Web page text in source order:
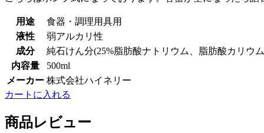
用途
食器・調理用具用
液性
弱アルカリ性
成分
純石けん分(25%脂肪酸ナトリウム、脂肪酸カリウ
内容量
500ml
メーカー 株式会社ハイネリー
カートに入れる
商品レビュー